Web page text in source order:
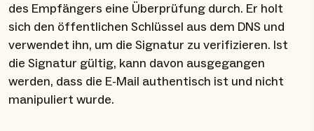
des Empfängers eine Überprüfung durch. Er holt
sich den öffentlichen Schlüssel aus dem DNS und
verwendet ihn, um die Signatur zu verifizieren. Ist
die Signatur gültig, kann davon ausgegangen
werden, dass die E-Mail authentisch ist und nicht
manipuliert wurde.